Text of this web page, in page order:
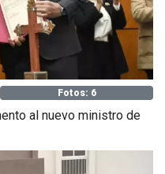
Fotos: 6
al nuevo ministro de